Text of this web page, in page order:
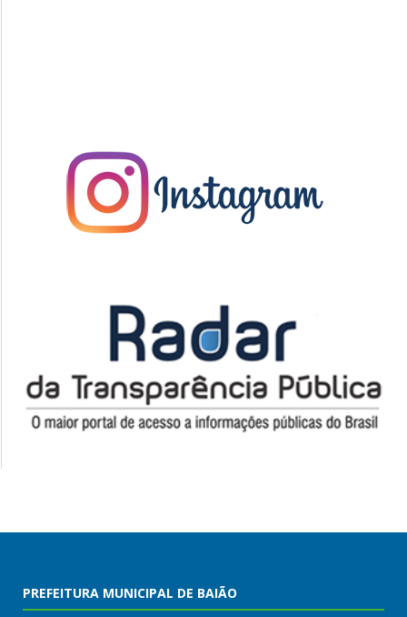
PREFEITURA MUNICIPAL DE BAIÃO